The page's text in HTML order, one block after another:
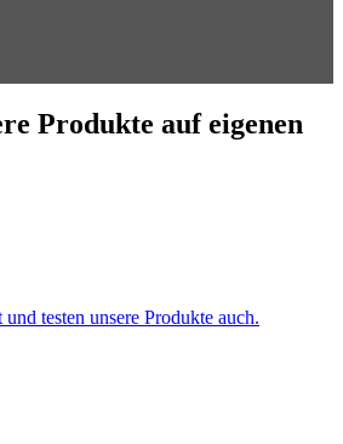
Produkte auf eigenen